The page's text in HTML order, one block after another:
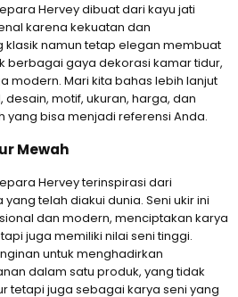
Hervey dibuat dari kayu jati
karena kekuatan dan
klasik namun tetap elegan membuat
berbagai gaya dekorasi kamar tidur,
modern. Mari kita bahas lebih lanjut
motif, ukuran, harga, dan
yang bisa menjadi referensi Anda.
Mewah
Hervey terinspirasi dari
telah diakui dunia. Seni ukir ini
dan modern, menciptakan karya
juga memiliki nilai seni tinggi.
untuk menghadirkan
dalam satu produk, yang tidak
tetapi juga sebagai karya seni yang